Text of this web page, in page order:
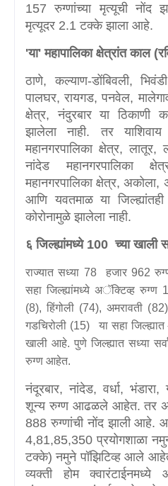
157रुग्णांच्या मृत्यूची नोंद
मृत्यूदर 2.1टक्के झाला आहे.
'या'महापालिका क्षेत्रांत काल
ठाणे,कल्याण-डोंबिवली,भिवंडी
पालघर,रायगड,पनवेल,
क्षेत्र,नंदुरबार या ठिकाणी
झालेला नाही. तर याशिवाय
महानगरपालिका क्षेत्र,लातूर,
नांदेड महानगरपालिका
महानगरपालिका क्षेत्र,अकोला,
आणि यवतमाळ या
कोरोनामुळे झालेला नाही.
६ जिल्ह्यांमध्ये 100च्या खाली
राज्यात सध्या 78 हजार962
सहा जिल्ह्यांमध्ये अॅक्टिव्ह रुग्ण
(8),हिंगोली (74),अमरावती (82)
गडचिरोली (15)या सहा
खाली आहे. पुणे जिल्ह्यात सध्या
रुग्ण आहेत.
नंदूरबार,नांदेड,वर्धा, भंडारा,
शून्य रुग्ण आढळले आहेत. तर
888रुग्णांची नोंद झाली आहे.
4,81,85,350प्रयोगशाळा
टक्के) नमुने पॉझिटिव्ह आले
व्यक्ती होम